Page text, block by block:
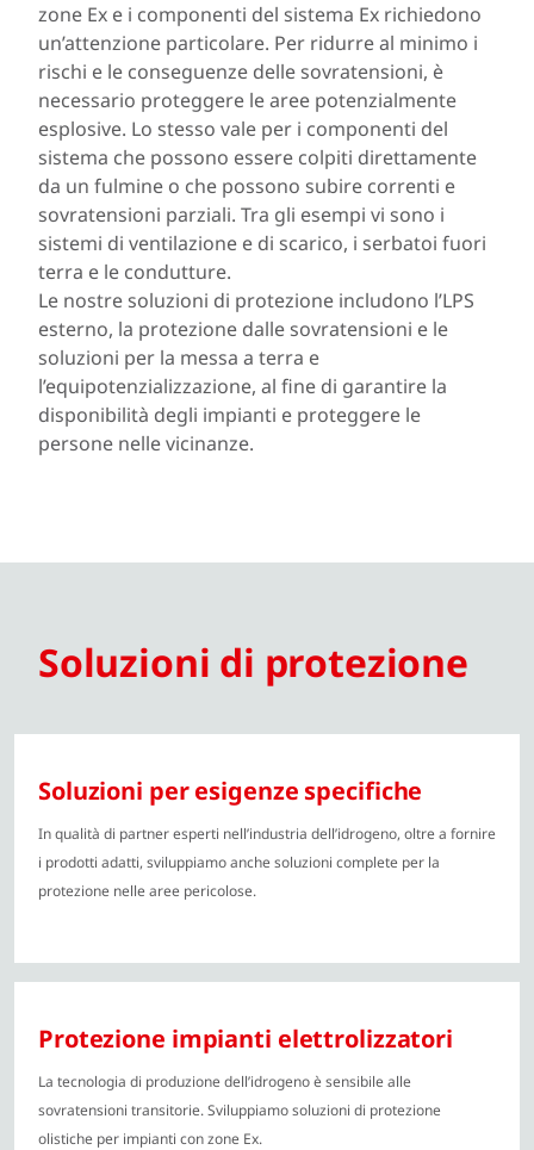
zone Ex e i componenti del sistema Ex richiedono
un’attenzione particolare. Per ridurre al minimo i
rischi e le conseguenze delle sovratensioni, è
necessario proteggere le aree potenzialmente
esplosive. Lo stesso vale per i componenti del
sistema che possono essere colpiti direttamente
da un fulmine o che possono subire correnti e
sovratensioni parziali. Tra gli esempi vi sono i
sistemi di ventilazione e di scarico, i serbatoi fuori
terra e le condutture.
Le nostre soluzioni di protezione includono l’LPS
esterno, la protezione dalle sovratensioni e le
soluzioni per la messa a terra e
l’equipotenzializzazione, al fine di garantire la
disponibilità degli impianti e proteggere le
persone nelle vicinanze.
Soluzioni di protezione
Soluzioni per esigenze specifiche
In qualità di partner esperti nell’industria dell’idrogeno, oltre a fornire
i prodotti adatti, sviluppiamo anche soluzioni complete per la
protezione nelle aree pericolose.
Protezione impianti elettrolizzatori
La tecnologia di produzione dell’idrogeno è sensibile alle
sovratensioni transitorie. Sviluppiamo soluzioni di protezione
olistiche per impianti con zone Ex.